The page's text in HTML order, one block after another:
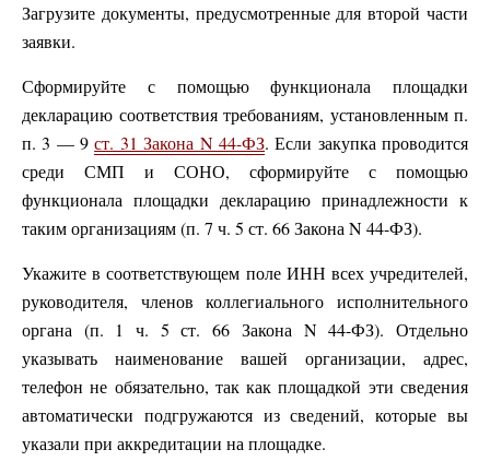
Загрузите документы, предусмотренные для второй части
заявки.
Сформируйте с помощью функционала площадки
декларацию соответствия требованиям, установленным п.
п. 3 — 9ст. 31 Закона N 44-ФЗ. Если закупка проводится
среди СМП и СОНО, сформируйте с помощью
функционала площадки декларацию принадлежности к
таким организациям (п. 7 ч. 5 ст. 66 Закона N 44-ФЗ).
Укажите в соответствующем поле ИНН всех учредителей,
руководителя, членов коллегиального исполнительного
органа (п. 1 ч. 5 ст. 66 Закона N 44-ФЗ). Отдельно
указывать наименование вашей организации, адрес,
телефон не обязательно, так как площадкой эти сведения
автоматически подгружаются из сведений, которые вы
указали при аккредитации на площадке.